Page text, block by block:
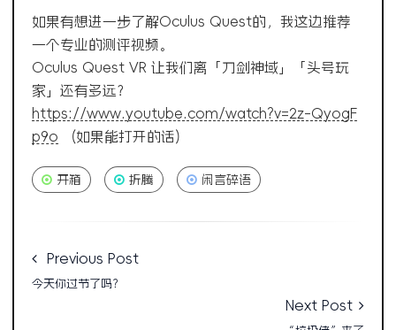
如果有想进一步了解Oculus Quest的，我这边推荐
一个专业的测评视频。
Oculus Quest VR 让我们离「刀剑神域」「头号玩
家」还有多远？
https://www.youtube.com/watch?v=2z-QyogF
p9o (如果能打开的话)
开箱 折腾 闲言碎语
Previous Post
今天你过节了吗？
Next Post